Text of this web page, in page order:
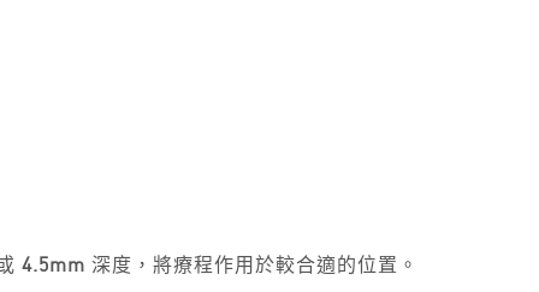
4.5mm 深度，將療程作用於較合適的位置。